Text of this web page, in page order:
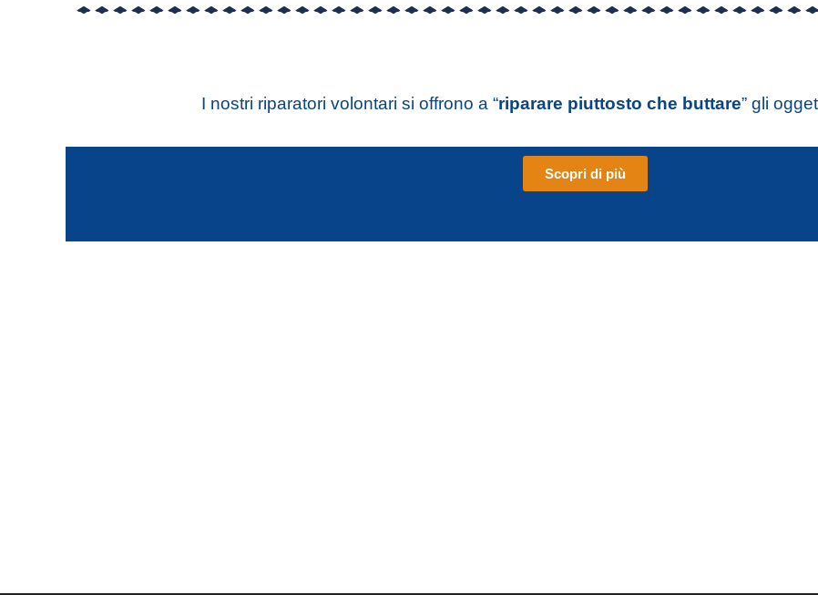
I nostri riparatori volontari si offrono a “riparare piuttosto che buttare” gli
Scopri di più